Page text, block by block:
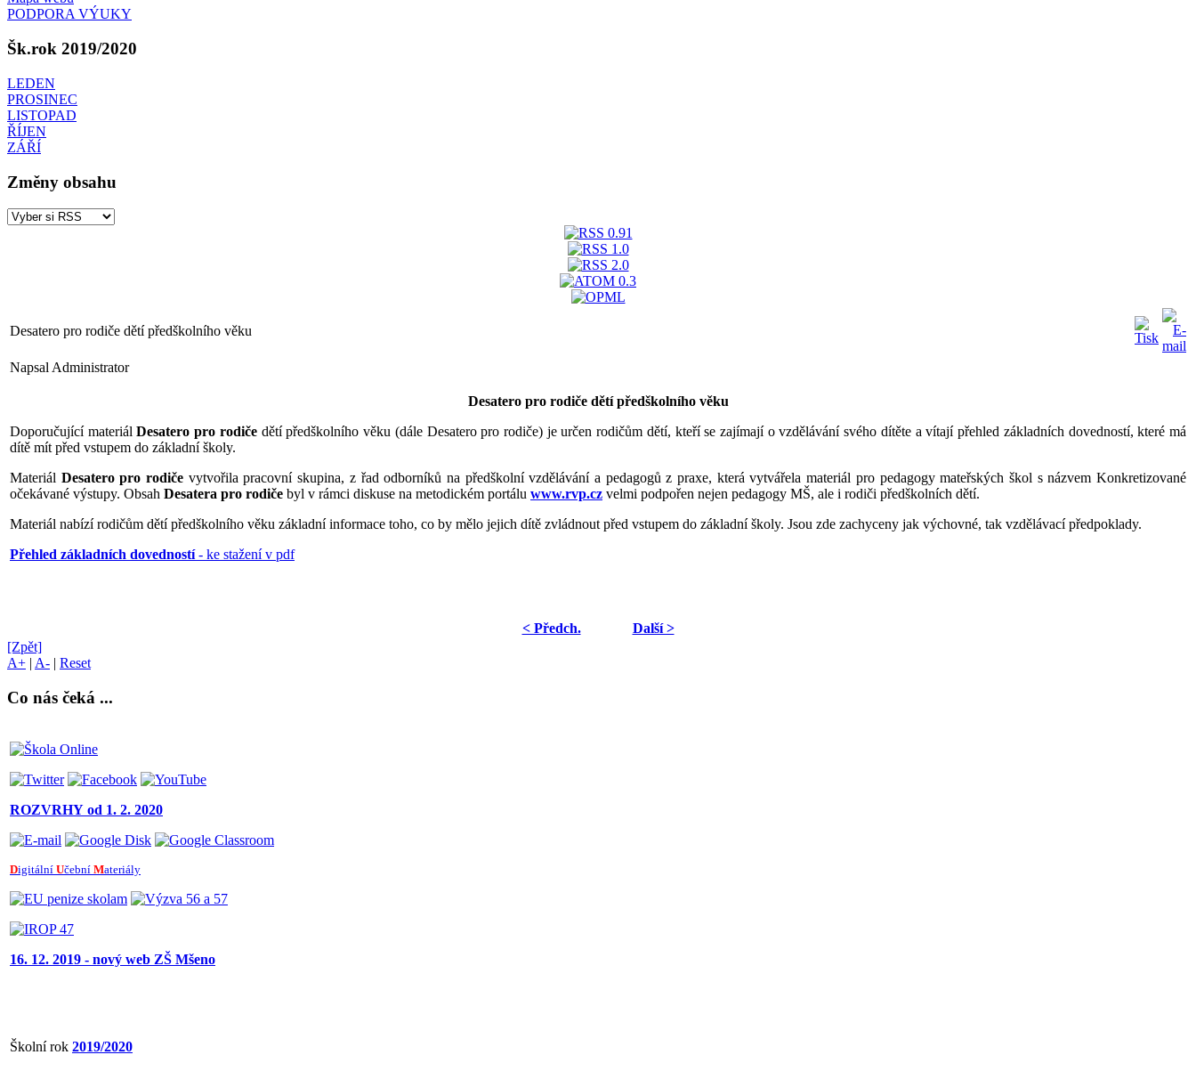
PODPORA VÝUKY
Šk.rok 2019/2020
LEDEN
PROSINEC
LISTOPAD
ŘÍJEN
ZÁŘÍ
Změny obsahu
Desatero pro rodiče dětí předškolního věku
Napsal Administrator
Desatero pro rodiče dětí předškolního věku
Doporučující materiálDesatero pro rodičedětí předškolního věku (dále Desatero pro rodiče) je určen rodičům dětí, kteří se zajímají o vzdělávání svého dítěte a vítají přehled základních dovedností, které má
dítě mít před vstupem do základní školy.
Materiál Desatero pro rodiče vytvořila pracovní skupina, z řad odborníků na předškolní vzdělávání a pedagogů z praxe, která vytvářela materiál pro pedagogy mateřských škol s názvem Konkretizované
očekávané výstupy. Obsah Desatera pro rodiče byl v rámci diskuse na metodickém portálu www.rvp.cz velmi podpořen nejen pedagogy MŠ, ale i rodiči předškolních dětí.
Materiál nabízí rodičům dětí předškolního věku základní informace toho, co by mělo jejich dítě zvládnout před vstupem do základní školy. Jsou zde zachyceny jak výchovné, tak vzdělávací předpoklady.
Přehled základních dovedností- ke stažení v pdf
< Předch.
Další >
[Zpět]
A+ | A- | Reset
Co nás čeká ...
ROZVRHY od 1. 2. 2020
Digitální Učební Materiály
16. 12. 2019 - nový web ZŠ Mšeno
Školní rok 2019/2020